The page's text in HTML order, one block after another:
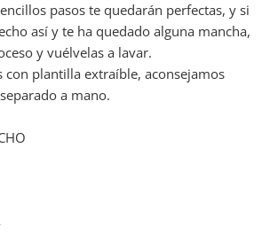
pasos te quedarán perfectas, y si
así y te ha quedado alguna mancha,
y vuélvelas a lavar.
con plantilla extraíble, aconsejamos
a mano.